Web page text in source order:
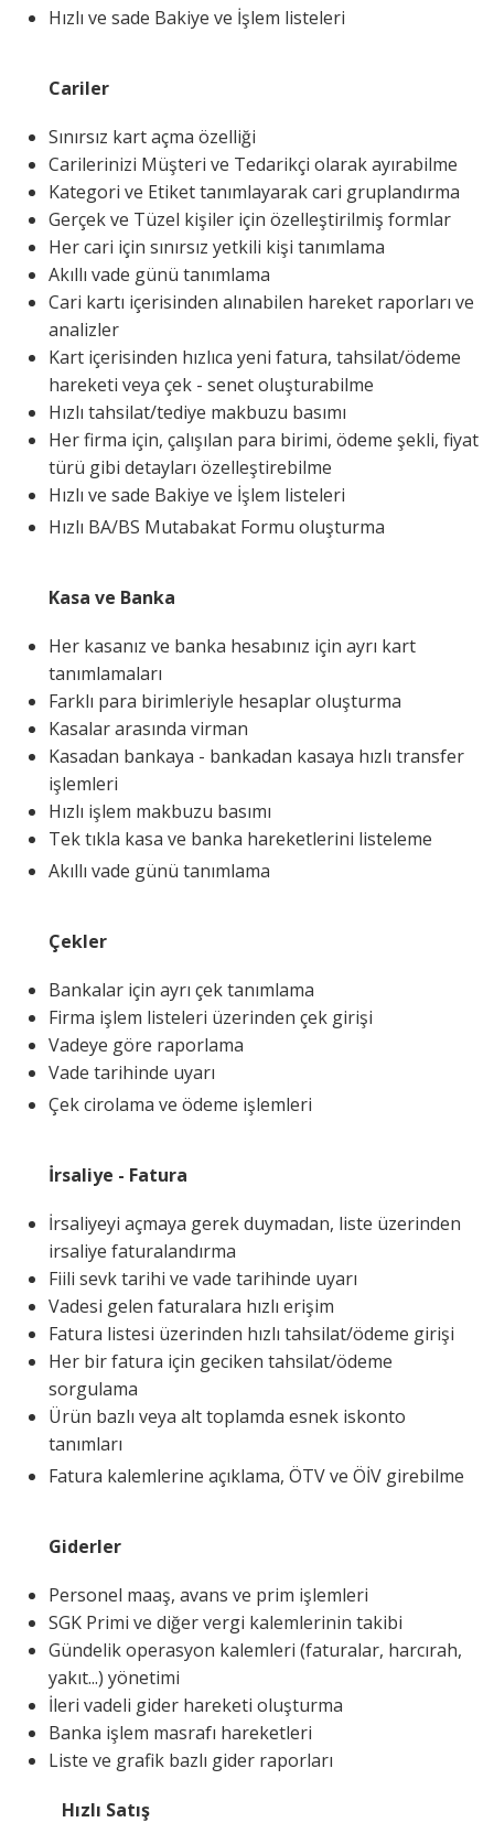
Hızlı ve sade Bakiye ve İşlem listeleri
Cariler
Sınırsız kart açma özelliği
Carilerinizi Müşteri ve Tedarikçi olarak ayırabilme
Kategori ve Etiket tanımlayarak cari gruplandırma
Gerçek ve Tüzel kişiler için özelleştirilmiş formlar
Her cari için sınırsız yetkili kişi tanımlama
Akıllı vade günü tanımlama
Cari kartı içerisinden alınabilen hareket raporları ve
analizler
Kart içerisinden hızlıca yeni fatura, tahsilat/ödeme
hareketi veya çek - senet oluşturabilme
Hızlı tahsilat/tediye makbuzu basımı
Her firma için, çalışılan para birimi, ödeme şekli, fiyat
türü gibi detayları özelleştirebilme
Hızlı ve sade Bakiye ve İşlem listeleri
Hızlı BA/BS Mutabakat Formu oluşturma
Kasa ve Banka
Her kasanız ve banka hesabınız için ayrı kart
tanımlamaları
Farklı para birimleriyle hesaplar oluşturma
Kasalar arasında virman
Kasadan bankaya - bankadan kasaya hızlı transfer
işlemleri
Hızlı işlem makbuzu basımı
Tek tıkla kasa ve banka hareketlerini listeleme
Akıllı vade günü tanımlama
Çekler
Bankalar için ayrı çek tanımlama
Firma işlem listeleri üzerinden çek girişi
Vadeye göre raporlama
Vade tarihinde uyarı
Çek cirolama ve ödeme işlemleri
İrsaliye - Fatura
İrsaliyeyi açmaya gerek duymadan, liste üzerinden
irsaliye faturalandırma
Fiili sevk tarihi ve vade tarihinde uyarı
Vadesi gelen faturalara hızlı erişim
Fatura listesi üzerinden hızlı tahsilat/ödeme girişi
Her bir fatura için geciken tahsilat/ödeme
sorgulama
Ürün bazlı veya alt toplamda esnek iskonto
tanımları
Fatura kalemlerine açıklama, ÖTV ve ÖİV girebilme
Giderler
Personel maaş, avans ve prim işlemleri
SGK Primi ve diğer vergi kalemlerinin takibi
Gündelik operasyon kalemleri (faturalar, harcırah,
yakıt...) yönetimi
İleri vadeli gider hareketi oluşturma
Banka işlem masrafı hareketleri
Liste ve grafik bazlı gider raporları
Hızlı Satış